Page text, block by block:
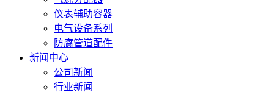
仪表辅助容器
电气设备系列
防腐管道配件
新闻中心
公司新闻
行业新闻